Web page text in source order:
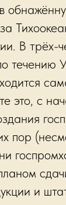
В трёх-
течению
это, с
пор
и